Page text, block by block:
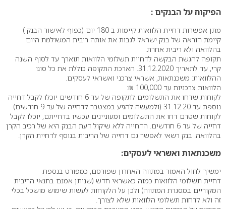
הפיקוח על הבנקים :
מתן אפשרות דחיית הלוואות קיימות ב 180 יום (כפוף לאישור הבנק )
קיימת הוראה של בנק ישראל לגבות את אותה ריבית המשולמת היום
בהלוואה ולא ריבית אחרת.
תקופה להגשת הבקשה לדחיית תשלומי הלוואות תוארך עד לסוף השנה
קרי, עד לתאריך 31.12.2020. הארכת התקופה כוללת את כל סוגי
ההלוואות: משכנתאות, אשראי צרכני ואשראי לעסקים.
הלוואות צרכניות עד 100,000 ₪:
לקוחות שדחו את התשלומים לתקופה של עד 6 חודשים יוכלו לקבל דחייה
נוספת עד 31.12.20 (ולמעשה להגיע במצטבר לדחייה של עד 9 חודשים)
לקוחות שטרם דחו את התשלומים ומעוניינים עכשיו בדחייתם, יוכלו לקבל
דחייה של עד 6 חודשים. הדחייה ללא שיקול דעת הבנק היא של רכיב הקרן
בהלוואה. בנק רשאי לאפשר גם דחייה של הריבית בנוסף לדחיית הקרן.
משכנתאות ואשראי לעסקים:
ימשיך לחול האמור במתווה האחרון שפורסם, כמפורט בנספח.
דחיית תשלומי הלוואות כמוה כאשראי חדש (שניתן אמנם בתנאי הריבית
המקוריים במסגרת המתווה) ולכן על הלקוחות לעשות שימוש מושכל בכלי
זה ולא לדחות תשלומי הלוואות שלא לצורך.